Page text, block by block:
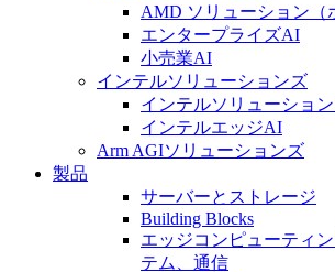
AMD ソリューション（
エンタープライズAI
小売業AI
インテルソリューションズ
インテルソリューション
インテルエッジAI
Arm AGIソリューションズ
製品
サーバーとストレージ
Building Blocks
エッジコンピューティ
テム、通信